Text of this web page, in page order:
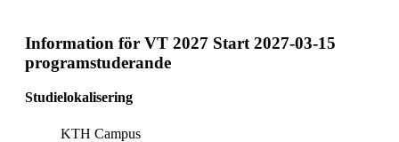
Information för VT 2027 Start 2027-03-15
programstuderande
Studielokalisering
KTH Campus